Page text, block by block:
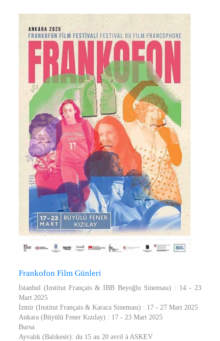
Frankofon Film Günleri
İstanbul (Institut Français & IBB Beyoğlu Sineması) : 14 - 23
Mart 2025
İzmir (Institut Français & Karaca Sineması) : 17 - 27 Mart 2025
Ankara (Büyülü Fener Kızılay) : 17 - 23 Mart 2025
Bursa
Ayvalık (Balıkesir): du 15 au 20 avril à ASKEV